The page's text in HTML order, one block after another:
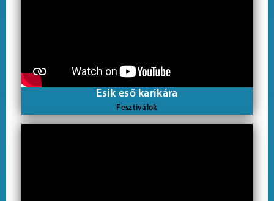
Esik eső karikára
Fesztiválok